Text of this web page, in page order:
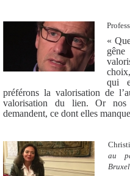
«
qui
préférons la valorisation de
valorisation du lien. Or nos
demandent, ce dont elles
au